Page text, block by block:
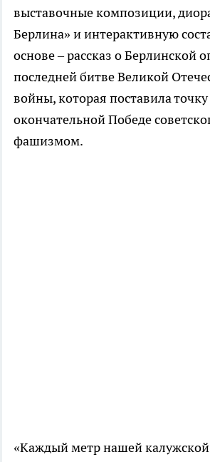
выставочные композиции,
Берлина» и интерактивную
основе – рассказ о Берлинской
последней битве Великой
войны, которая поставила точку
окончательной Победе
фашизмом.
«Каждый метр нашей